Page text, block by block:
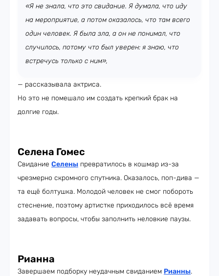
«Я не знала, что это свидание. Я думала, что иду
на мероприятие, а потом оказалось, что там всего
один человек. Я была зла, а он не понимал, что
случилось, потому что был уверен: я знаю, что
встречусь только с ним»,
— рассказывала актриса.
Но это не помешало им создать крепкий брак на
долгие годы.
Селена Гомес
Свидание Селены превратилось в кошмар из-за
чрезмерно скромного спутника. Оказалось, поп-дива —
та ещё болтушка. Молодой человек не смог побороть
стеснение, поэтому артистке приходилось всё время
задавать вопросы, чтобы заполнить неловкие паузы.
Рианна
Завершаем подборку неудачным свиданием Рианны.